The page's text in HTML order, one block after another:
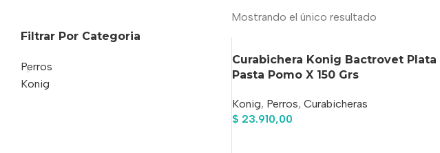
Filtrar Por Categoria
Perros
Konig
Mostrando el único resultado
Curabichera Konig Bactrovet Plata
Pasta Pomo X 150 Grs
Konig, Perros, Curabicheras
$ 23.910,00